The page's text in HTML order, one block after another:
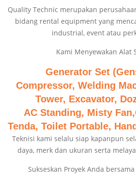
Quality Technic merupakan
bidang rental equipment yang
industrial, event atau
Kami Menyewakan Alat
Generator Set
Compressor, Welding
Tower, Excavator,
AC Standing, Misty Fan,
Tenda, Toilet Portable,
Teknisi kami selalu siap kapanpun
daya, merk dan ukuran serta
Sukseskan Proyek Anda